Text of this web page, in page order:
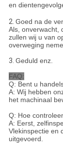
en
2. Goed na de
Als, onverwacht,
zullen wij u van
overweging
3. Geduld enz.
FAQ:
Q: Bent u
A: Wij hebben
het machinaal
Q: Hoe
A: Eerst,
Vlekinspectie en
uitgevoerd.